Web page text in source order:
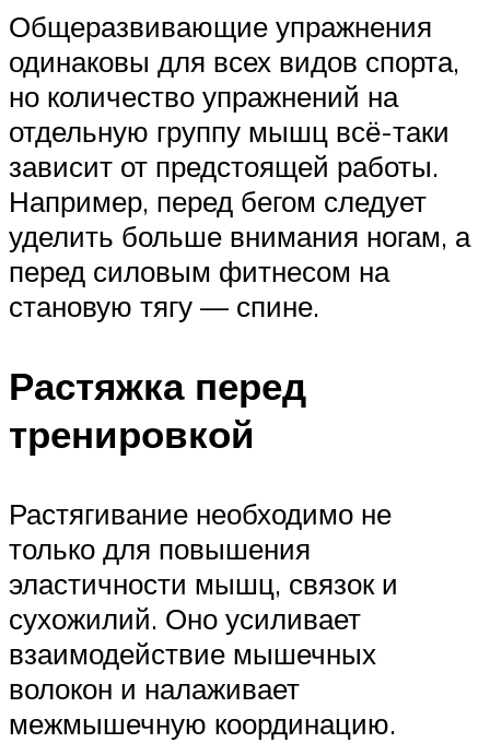
Общеразвивающие упражнения
одинаковы для всех видов спорта,
но количество упражнений на
отдельную группу мышц всё-таки
зависит от предстоящей работы.
Например, перед бегом следует
уделить больше внимания ногам, а
перед силовым фитнесом на
становую тягу — спине.
Растяжка перед
тренировкой
Растягивание необходимо не
только для повышения
эластичности мышц, связок и
сухожилий. Оно усиливает
взаимодействие мышечных
волокон и налаживает
межмышечную координацию.